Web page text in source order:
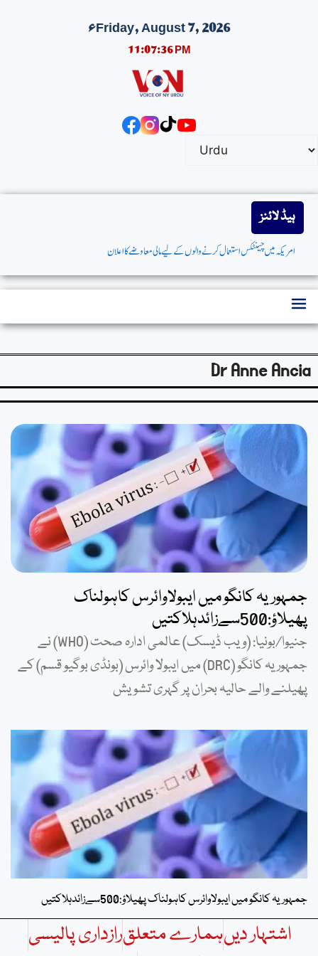
Friday, August 7, 2026ء
11:07:37 PM
ہیڈ لائنز
امریکہ میں چینٹکس استعمال کرنے والوں کے لیے مالی معاوضے کا اعلان
Dr Anne Ancia
جمہوریہ کانگو میں ایبولاوائرس کاہولناک
پھیلاؤ:500سےزائدہلاکتیں
جنیوا/بونیا: (ویب ڈیسک) عالمی ادارہ صحت (WHO) نے
جمہوریہ کانگو (DRC) میں ایبولا وائرس (بونڈی بوگیو قسم) کے
پھیلنے والے حالیہ بحران پر گہری تشویش
جمہوریہ کانگو میں ایبولاوائرس کاہولناک پھیلاؤ:500سےزائدہلاکتیں
اشتہار دیںہمارے متعلقرازداری پالیسی